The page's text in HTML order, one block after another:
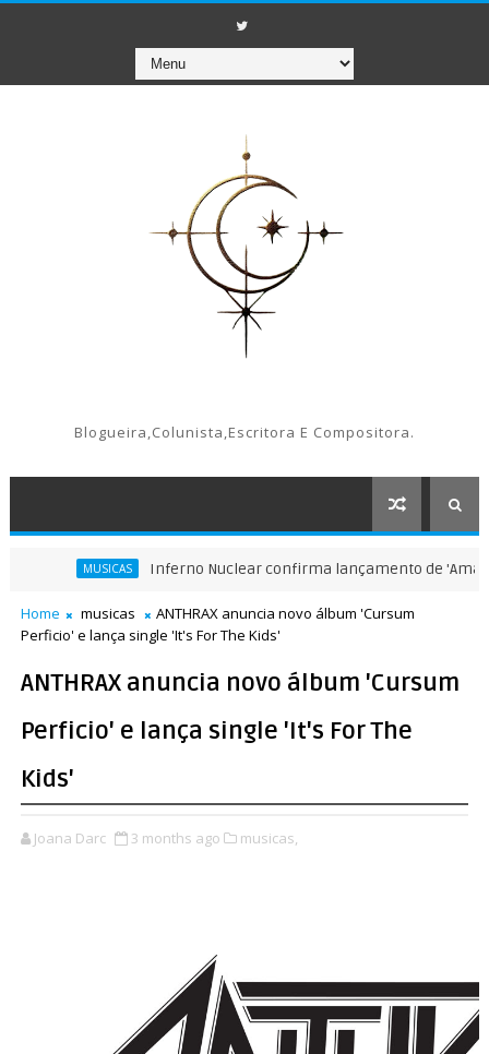
Blogueira,colunista,escritora E Compositora.
Inferno Nuclear confirma lançamento de 'Amazônia em
Home musicas
ANTHRAX anuncia novo álbum 'Cursum
Perficio' e lança single 'It's For The Kids'
ANTHRAX anuncia novo álbum 'Cursum
Perficio' e lança single 'It's For The
Kids'
Joana Darc 3 months ago musicas,